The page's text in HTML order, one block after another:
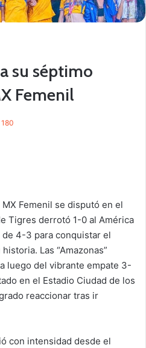
su séptimo
Femenil
180
Femenil se disputó en el
Tigres derrotó 1-0 al América
4-3 para conquistar el
Las “Amazonas”
luego del vibrante empate 3-
en el Estadio Ciudad de los
reaccionar tras ir
con intensidad desde el